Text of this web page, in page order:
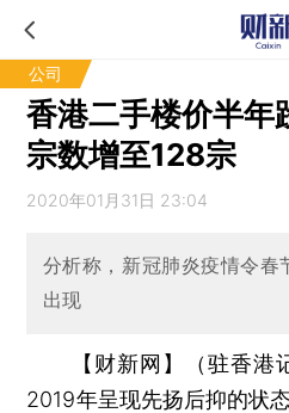
公司
香港二手楼价半年
宗数增至128宗
2020年01月31日 23:04
分析称，新冠肺炎疫情令春
出现
【财新网】（驻香港
2019年呈现先扬后抑的状